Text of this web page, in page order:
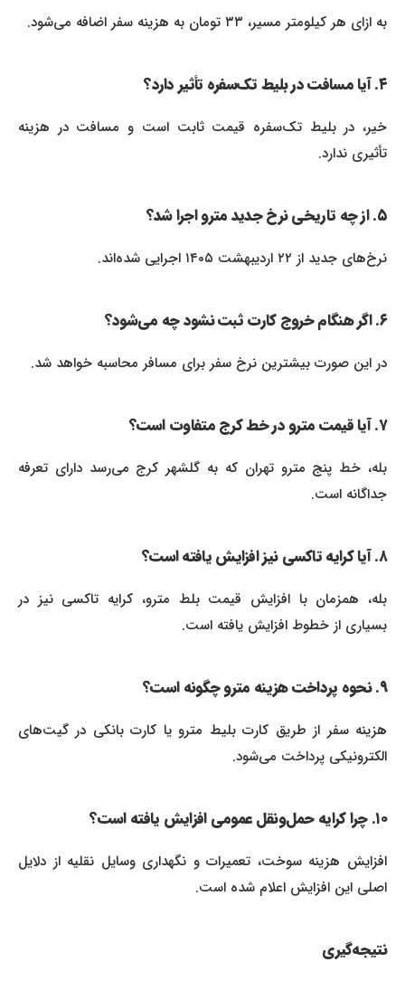
به ازای هر کیلومتر مسیر، ۳۳ تومان به هزینه سفر اضافه می‌شود.
خیر، در بلیط تک‌سفره قیمت ثابت است و مسافت در هزینه
تأثیری ندارد.
نرخ‌های جدید از ۲۲ اردیبهشت ۱۴۰۵ اجرایی شده‌اند.
در این صورت بیشترین نرخ سفر برای مسافر محاسبه خواهد شد.
بله، خط پنج مترو تهران که به گلشهر کرج می‌رسد دارای تعرفه
جداگانه است.
بله، همزمان با افزایش قیمت بلط مترو، کرایه تاکسی نیز در
بسیاری از خطوط افزایش یافته است.
هزینه سفر از طریق کارت بلیط مترو یا کارت بانکی در گیت‌های
الکترونیکی پرداخت می‌شود.
افزایش هزینه سوخت، تعمیرات و نگهداری وسایل نقلیه از دلایل
اصلی این افزایش اعلام شده است.
نتیجه‌گیری